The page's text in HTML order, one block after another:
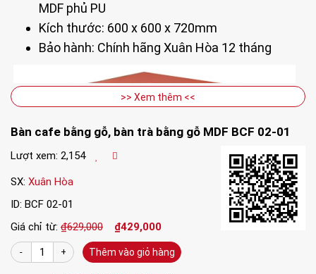
MDF phủ PU
Kích thước: 600 x 600 x 720mm
Bảo hành: Chính hãng Xuân Hòa 12 tháng
>> Xem thêm <<
Bàn cafe bằng gỗ, bàn trà bằng gỗ MDF BCF 02-01
Lượt xem: 2,154
SX: Xuân Hòa
ID: BCF 02-01
Giá chỉ từ: ₫629,000 ₫429,000
Thêm vào giỏ hàng